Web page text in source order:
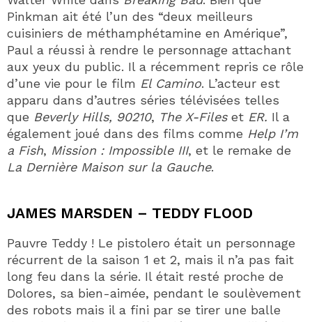
Pinkman ait été l’un des “deux meilleurs
cuisiniers de méthamphétamine en Amérique”,
Paul a réussi à rendre le personnage attachant
aux yeux du public. Il a récemment repris ce rôle
d’une vie pour le film El Camino. L’acteur est
apparu dans d’autres séries télévisées telles
que Beverly Hills, 90210, The X-Fileset ER. Il a
également joué dans des films comme Help I’m
a Fish, Mission : Impossible III, et le remake de
La Dernière Maison sur la Gauche.
JAMES MARSDEN – TEDDY FLOOD
Pauvre Teddy ! Le pistolero était un personnage
récurrent de la saison 1 et 2, mais il n’a pas fait
long feu dans la série. Il était resté proche de
Dolores, sa bien-aimée, pendant le soulèvement
des robots mais il a fini par se tirer une balle